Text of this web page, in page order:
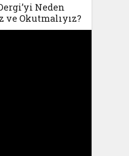
Neden
ve Okutmalıyız?